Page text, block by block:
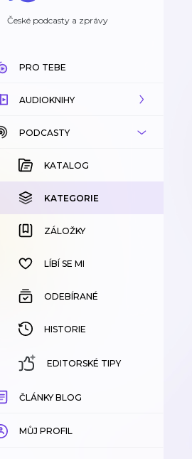
České podcasty a zprávy
PRO TEBE
AUDIOKNIHY
KATALOG
KOUPENÉ
KATEGORIE
ZÁLOŽKY
HISTORIE
PODCASTY
KATALOG
KATEGORIE
ZÁLOŽKY
LÍBÍ SE MI
ODEBÍRANÉ
HISTORIE
EDITORSKÉ TIPY
ČLÁNKY BLOG
MŮJ PROFIL